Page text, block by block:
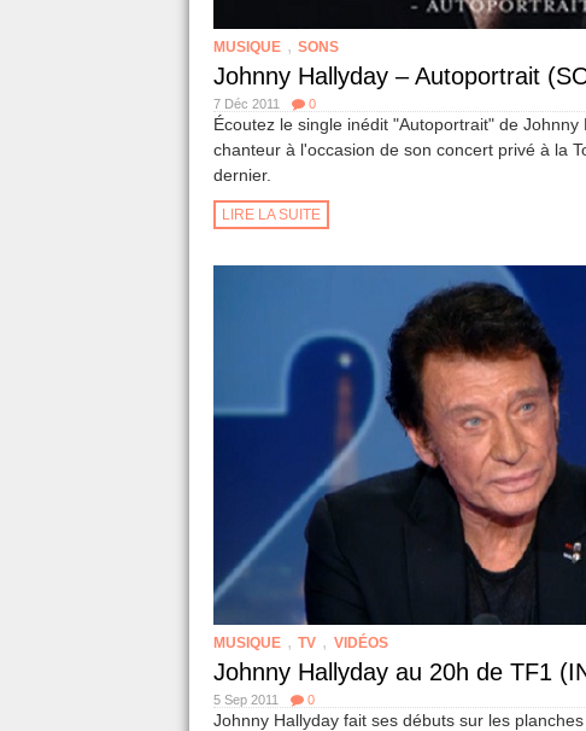
MUSIQUE , SONS
Johnny Hallyday – Autoportrait
7 Déc 2011 0
Écoutez le single inédit "Autoportrait" de Johnny
chanteur à l'occasion de son concert privé à la
dernier.
LIRE LA SUITE
MUSIQUE , TV , VIDÉOS
Johnny Hallyday au 20h de TF1
5 Sep 2011 0
Johnny Hallyday fait ses débuts sur les